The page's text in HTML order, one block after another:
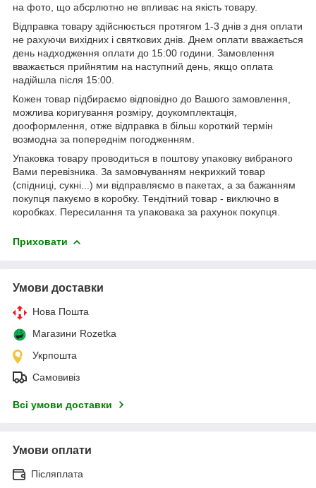
на фото, що абсрлютно не впливає на якість товару.
Відправка товару здійснюється протягом 1-3 днів з дня оплати
не рахуючи вихідних і святкових днів. Днем оплати вважається
день надходження оплати до 15:00 години. Замовлення
вважається прийнятим на наступний день, якщо оплата
надійшла після 15:00.
Кожен товар підбираємо відповідно до Вашого замовлення,
можлива коригування розміру, доукомплектація,
дооформлення, отже відправка в більш короткий термін
возмодна за попереднім погодженням.
Упаковка товару проводиться в поштову упаковку вибраного
Вами перевізника. За замовчуванням некрихкий товар
(спідниці, сукні...) ми відправляємо в пакетах, а за бажанням
покупця пакуємо в коробку. Тендітний товар - виключно в
коробках. Пересилання та упаковака за рахунок покупця.
Приховати
Умови доставки
Нова Пошта
Магазини Rozetka
Укрпошта
Самовивіз
Всі умови доставки
Умови оплати
Післяплата